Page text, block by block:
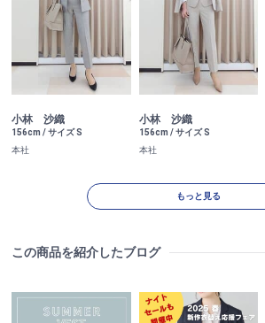
小林 沙織
156cm / サイズ S
本社
小林 沙織
156cm / サイズ S
本社
もっと見る
この商品を紹介したブログ